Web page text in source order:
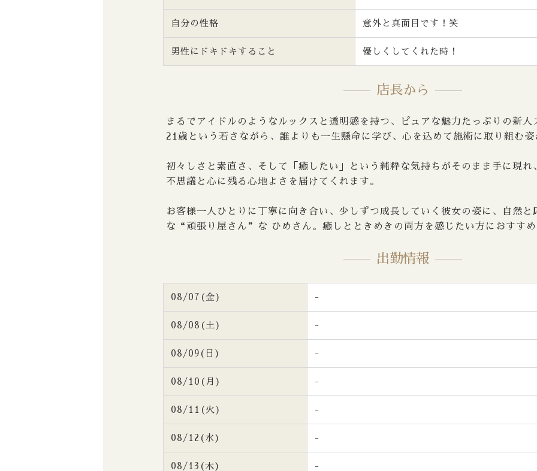
自分の性格 意外と真面目です！笑
男性にドキドキすること 優しくしてくれた時！
店長から
まるでアイドルのようなルックスと透明感を持つ、ピュアな魅力たっぷりの新人
21歳という若さながら、誰よりも一生懸命に学び、心を込めて施術に取り組む
初々しさと素直さ、そして「癒したい」という純粋な気持ちがそのまま手に現れ
不思議と心に残る心地よさを届けてくれます。
お客様一人ひとりに丁寧に向き合い、少しずつ成長していく彼女の姿に、自然と
な“頑張り屋さん”な ひめさん。癒しとときめきの両方を感じたい方におすす
出勤情報
08/07(金) -
08/08(土) -
08/09(日) -
08/10(月) -
08/11(火) -
08/12(水) -
08/13(木) -